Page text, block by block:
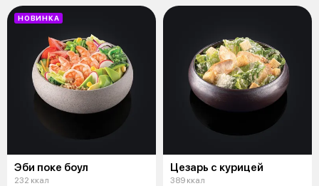
НОВИНКА
Эби поке боул
232 ккал
Цезарь с курицей
389 ккал